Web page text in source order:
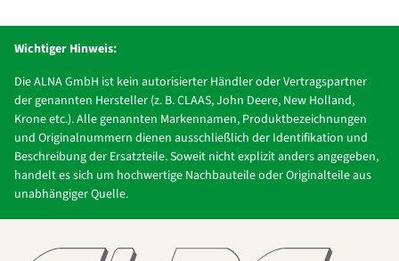
Wichtiger Hinweis:
Die ALNA GmbH ist kein autorisierter Händler oder Vertragspartner
der genannten Hersteller (z. B. CLAAS, John Deere, New Holland,
Krone etc.). Alle genannten Markennamen, Produktbezeichnungen
und Originalnummern dienen ausschließlich der Identifikation und
Beschreibung der Ersatzteile. Soweit nicht explizit anders angegeben,
handelt es sich um hochwertige Nachbauteile oder Originalteile aus
unabhängiger Quelle.